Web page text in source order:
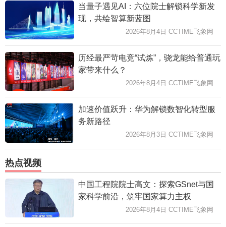
当量子遇见AI：六位院士解锁科学新发
现，共绘智算新蓝图
2026年8月4日 CCTIME飞象网
历经最严苛电竞“试炼”，骁龙能给普通玩
家带来什么？
2026年8月4日 CCTIME飞象网
加速价值跃升：华为解锁数智化转型服
务新路径
2026年8月3日 CCTIME飞象网
热点视频
中国工程院院士高文：探索GSnet与国
家科学前沿，筑牢国家算力主权
2026年8月4日 CCTIME飞象网